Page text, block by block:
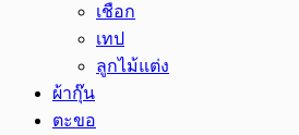
เชือก
เทป
ลูกไม้แต่ง
ผ้ากุ๊น
ตะขอ